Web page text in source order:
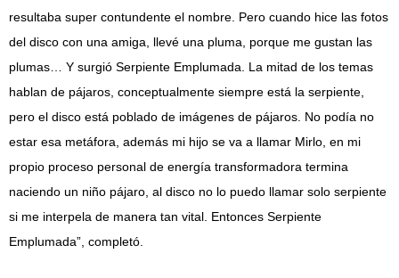
resultaba super contundente el nombre. Pero cuando hice las fotos
del disco con una amiga, llevé una pluma, porque me gustan las
plumas… Y surgió Serpiente Emplumada. La mitad de los temas
hablan de pájaros, conceptualmente siempre está la serpiente,
pero el disco está poblado de imágenes de pájaros. No podía no
estar esa metáfora, además mi hijo se va a llamar Mirlo, en mi
propio proceso personal de energía transformadora termina
naciendo un niño pájaro, al disco no lo puedo llamar solo serpiente
si me interpela de manera tan vital. Entonces Serpiente
Emplumada”, completó.